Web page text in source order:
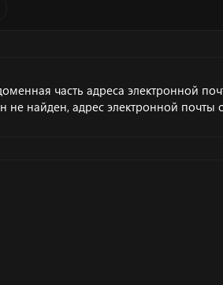
часть адреса электронной
не найден, адрес электронной почты